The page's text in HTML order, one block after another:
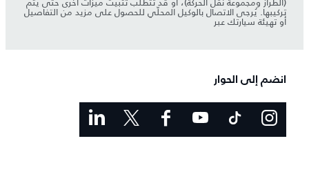
تركيبها. يُرجى الاتصال بالوكيل المحلّي للحصول على مزيد من التفاصيل
أو تهيئة سيارتك عبر
انضم إلى الحوار